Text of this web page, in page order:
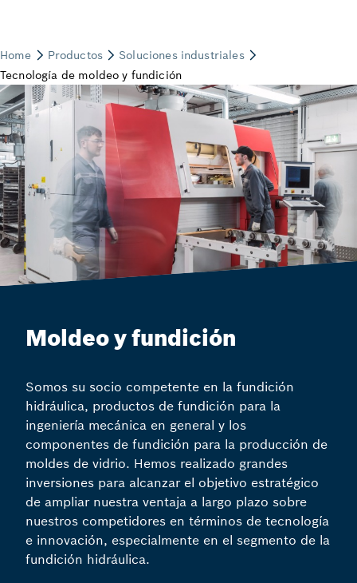
Moldeo y fundición
Somos su socio competente en la fundición
hidráulica, productos de fundición para la
ingeniería mecánica en general y los
componentes de fundición para la producción de
moldes de vidrio. Hemos realizado grandes
inversiones para alcanzar el objetivo estratégico
de ampliar nuestra ventaja a largo plazo sobre
nuestros competidores en términos de tecnología
e innovación, especialmente en el segmento de la
fundición hidráulica.